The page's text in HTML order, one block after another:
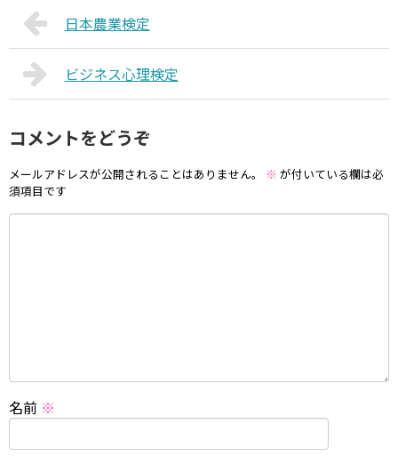
日本農業検定
ビジネス心理検定
コメントをどうぞ
メールアドレスが公開されることはありません。 ※ が付いている欄は必
須項目です
名前 ※